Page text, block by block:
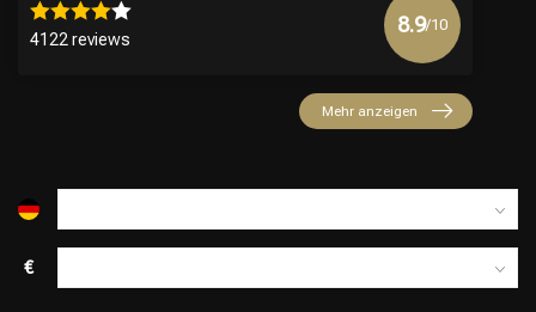
4122 reviews
8.9/10
Mehr anzeigen
€